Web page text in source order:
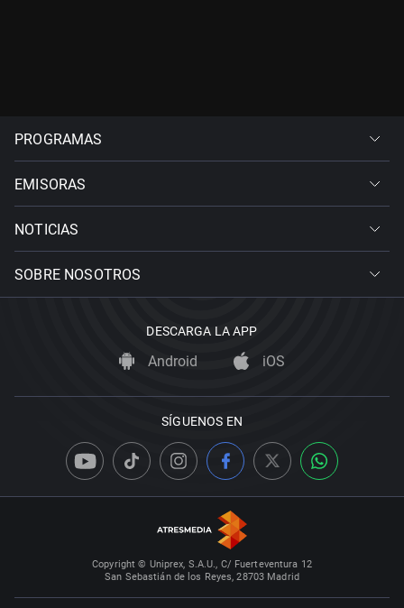
PROGRAMAS
EMISORAS
NOTICIAS
SOBRE NOSOTROS
DESCARGA LA APP
Android iOS
SÍGUENOS EN
Copyright © Uniprex, S.A.U., C/ Fuerteventura 12
San Sebastián de los Reyes, 28703 Madrid